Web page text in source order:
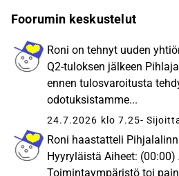
Foorumin keskustelut
Roni on tehnyt uuden
Q2-tuloksen jälkeen
ennen tulosvaroitusta
odotuksistamme...
24.7.2026 klo 7.25-
Roni haastatteli
Hyyryläistä Aiheet:
Toimintaympäristö toi